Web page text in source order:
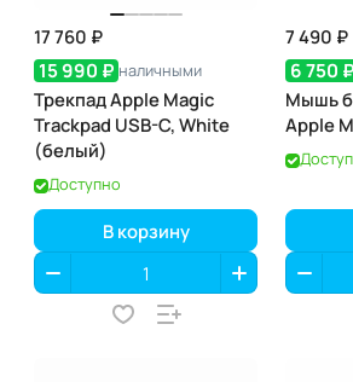
17 760 ₽
15 990 ₽ наличными
Трекпад Apple Magic
Trackpad USB-C, White
(белый)
Доступно
В корзину
7 490 ₽
6 750 ₽
Мышь
Apple